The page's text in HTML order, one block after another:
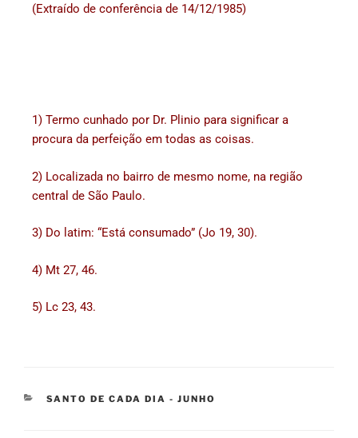
(Extraído de conferência de 14/12/1985)
1) Termo cunhado por Dr. Plinio para significar a
procura da perfeição em todas as coisas.
2) Localizada no bairro de mesmo nome, na região
central de São Paulo.
3) Do latim: “Está consumado” (Jo 19, 30).
4) Mt 27, 46.
5) Lc 23, 43.
SANTO DE CADA DIA - JUNHO